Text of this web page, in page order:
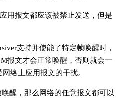
用报文都应该被禁止发送，但是
支持并使能了特定帧唤醒时，
报文才会正常唤醒，否则就会一
络上应用报文的干扰。
醒，那么网络的任意报文都可以